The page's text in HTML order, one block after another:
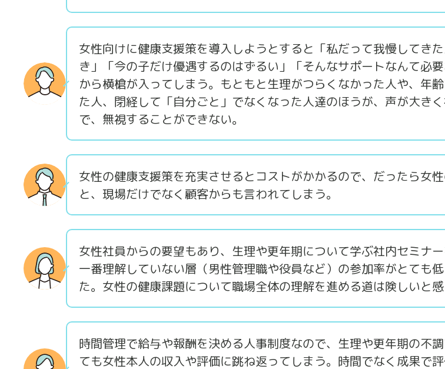
女性向けに健康支援策を導入しようとすると「私だって我慢してき
き」「今の子だけ優遇するのはずるい」「そんなサポートなんて必
から横槍が入ってしまう。もともと生理がつらくなかった人や、年
た人、閉経して「自分ごと」でなくなった人達のほうが、声が大き
で、無視することができない。
女性の健康支援策を充実させるとコストがかかるので、だったら女
と、現場だけでなく顧客からも言われてしまう。
女性社員からの要望もあり、生理や更年期について学ぶ社内セミナ
一番理解していない層（男性管理職や役員など）の参加率がとても
た。女性の健康課題について職場全体の理解を進める道は険しいと感
時間管理で給与や報酬を決める人事制度なので、生理や更年期の不
ても女性本人の収入や評価に跳ね返ってしまう。時間でなく成果で